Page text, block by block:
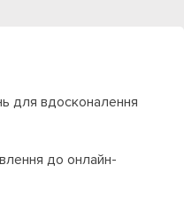
для вдосконалення
до онлайн-